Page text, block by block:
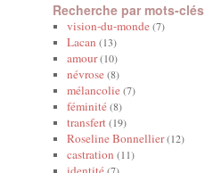
Recherche par mots-clés
vision-du-monde(7)
Lacan (13)
amour(10)
névrose(8)
mélancolie(7)
féminité(8)
transfert(19)
Roseline Bonnellier(12)
castration (11)